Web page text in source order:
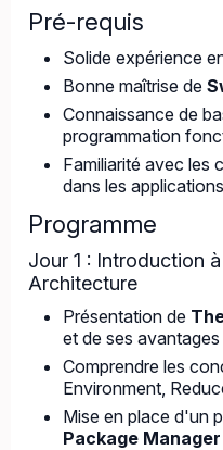
Pré-requis
Solide expérience
Bonne maîtrise de
Connaissance de
programmation
Familiarité avec les
dans les
Programme
Jour 1 : Introduction
Architecture
Présentation de
et de ses avantages
Comprendre les
Environment,
Mise en place d'un
Package Manager